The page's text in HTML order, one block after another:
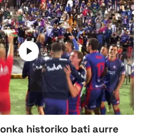
historiko bati aurre